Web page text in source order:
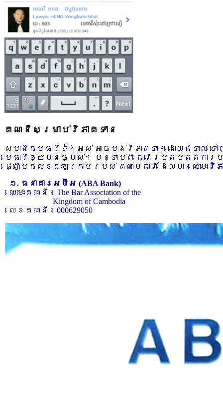
គណនីសម្រាប់វិភាគទាន
សមាជិកមេធាវីទាំងអស់ អាចបង់វិភាគទាន ដោយផ្ទាល់
មេធាវីឲ្យបានច្បាស់។ បន្ទាប់ពី ធ្វើប្រតិបត្តិកា
ផ្ញើមកលេខតេឡេក្រាមរបស់ គណៈមេធាវី ដែលមានឈ្មោះ វិភ
១. ធនាគារអេប៊ីអេ (ABA Bank)
ឈ្មោះគណនី ៖ The Bar Association of the
Kingdom of Cambodia
លេខគណនី ៖ 000629050